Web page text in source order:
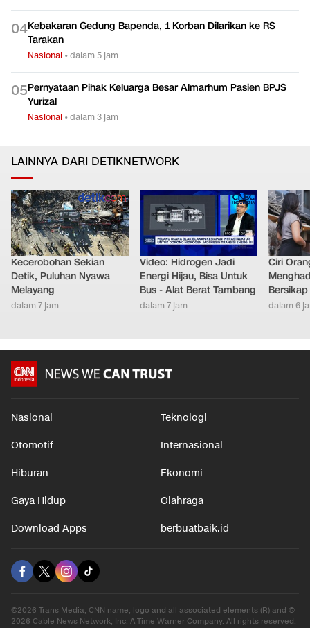
04Kebakaran Gedung Bapenda, 1 Korban Dilarikan ke RS
Tarakan
Nasional •dalam 5 jam
05Pernyataan Pihak Keluarga Besar Almarhum Pasien BPJS
Yurizal
Nasional •dalam 3 jam
LAINNYA DARI DETIKNETWORK
Kecerobohan Sekian
Detik, Puluhan Nyawa
Melayang
dalam 7 jam
Video: Hidrogen Jadi
Energi Hijau, Bisa Untuk
Bus - Alat Berat Tambang
dalam 7 jam
Ciri
dalam 6
Nasional Teknologi
Otomotif Internasional
Hiburan Ekonomi
Gaya Hidup Olahraga
Download Apps berbuatbaik.id
©2026 Trans Media, CNN name, logo and all associated elements (R) and ©
2026 Cable News Network, Inc. A Time Warner Company. All rights reserved.